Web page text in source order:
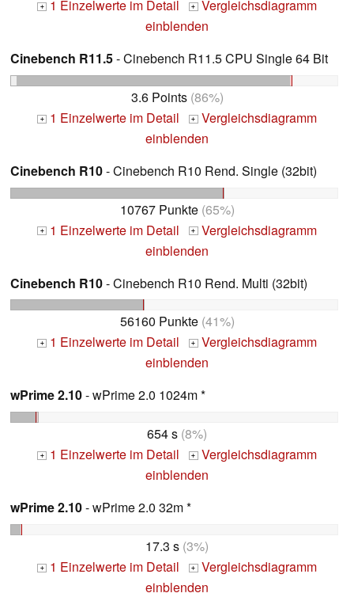
+ 1 Einzelwerte im Detail + Vergleichsdiagramm
einblenden
Cinebench R11.5- Cinebench R11.5 CPU Single 64 Bit
3.6 Points(86%)
+ 1 Einzelwerte im Detail + Vergleichsdiagramm
einblenden
Cinebench R10- Cinebench R10 Rend. Single (32bit)
10767 Punkte(65%)
+ 1 Einzelwerte im Detail + Vergleichsdiagramm
einblenden
Cinebench R10- Cinebench R10 Rend. Multi (32bit)
56160 Punkte(41%)
+ 1 Einzelwerte im Detail + Vergleichsdiagramm
einblenden
wPrime 2.10- wPrime 2.0 1024m *
654 s (8%)
+ 1 Einzelwerte im Detail + Vergleichsdiagramm
einblenden
wPrime 2.10- wPrime 2.0 32m *
17.3 s (3%)
+ 1 Einzelwerte im Detail + Vergleichsdiagramm
einblenden